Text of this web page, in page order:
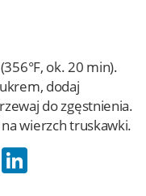
ok. 20 min).
dodaj
do zgęstnienia.
wierzch truskawki.
WhatsApp